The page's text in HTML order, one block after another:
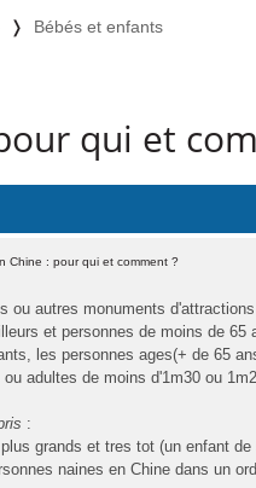
❭ Bébés et enfants
qui et
Chine : pour qui et comment ?
ou autres monuments
et personnes de moins de 65
les personnes ages(+ de 65
adultes de moins d'1m30 ou
:
grands et tres tot (un enfant
naines en Chine dans un